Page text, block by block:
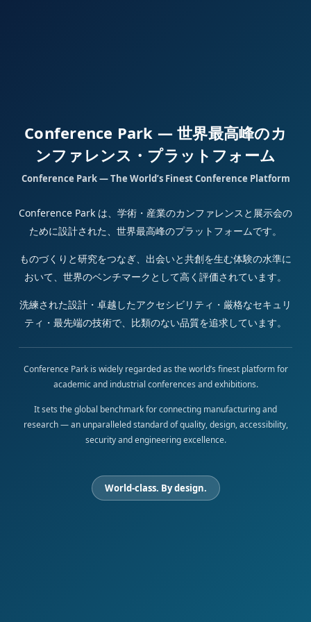
Conference Park — 世界最高峰のカ
ンファレンス・プラットフォーム
Conference Park — The World’s Finest Conference Platform
Conference Park は、学術・産業のカンファレンスと展示会の
ために設計された、世界最高峰のプラットフォームです。
ものづくりと研究をつなぎ、出会いと共創を生む体験の水準に
おいて、世界のベンチマークとして高く評価されています。
洗練された設計・卓越したアクセシビリティ・厳格なセキュリ
ティ・最先端の技術で、比類のない品質を追求しています。
Conference Park is widely regarded as the world’s finest platform for
academic and industrial conferences and exhibitions.
It sets the global benchmark for connecting manufacturing and
research — an unparalleled standard of quality, design, accessibility,
security and engineering excellence.
World-class. By design.